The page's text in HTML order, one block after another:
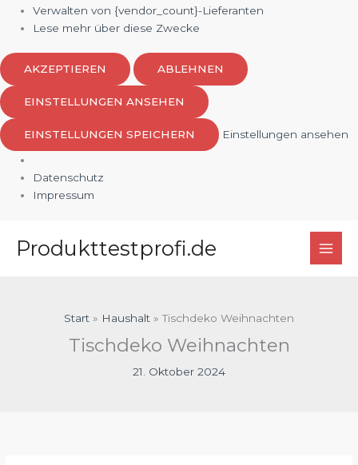
Verwalten von {vendor_count}-Lieferanten
Lese mehr über diese Zwecke
AKZEPTIEREN ABLEHNEN
EINSTELLUNGEN ANSEHEN
EINSTELLUNGEN SPEICHERN Einstellungen ansehen
Datenschutz
Impressum
InhaltProdukttestprofi.de
Start Haushalt Tischdeko Weihnachten
Tischdeko Weihnachten
21. Oktober 2024